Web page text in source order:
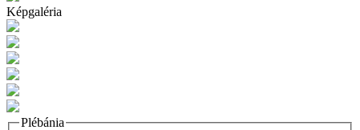
Képgaléria
Plébánia